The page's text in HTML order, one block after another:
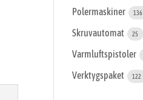
Polermaskiner 136
Skruvautomat 25
Varmluftspistoler
Verktygspaket 122